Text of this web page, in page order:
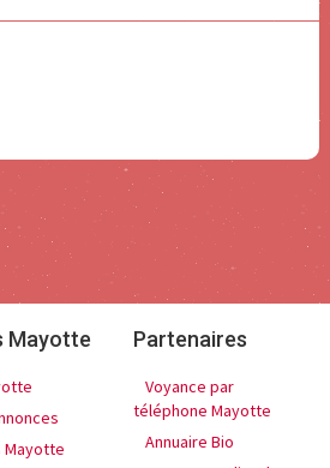
Mayotte
Mayotte
Partenaires
Voyance par
téléphone Mayotte
Annuaire Bio